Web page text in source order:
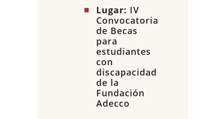
Lugar: IV
Convocatoria
de Becas
para
estudiantes
con
discapacidad
de la
Fundación
Adecco